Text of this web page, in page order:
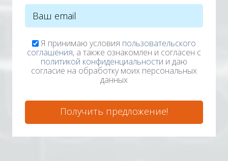
Я принимаю условия пользовательского
соглашения, а также ознакомлен и согласен с
политикой конфиденциальности и даю
согласие на обработку моих персональных
данных
Получить предложение!